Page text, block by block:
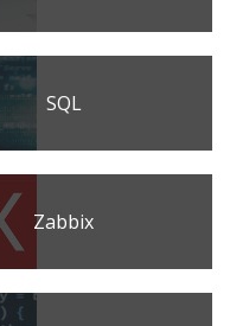
SQL
Zabbix